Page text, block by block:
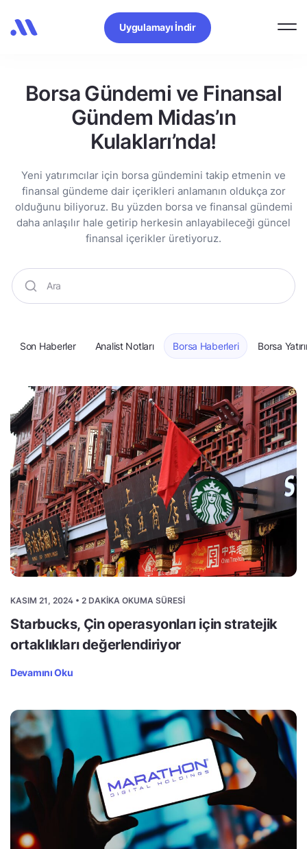
Uygulamayı İndir
Borsa Gündemi ve Finansal
Gündem Midas’ın
Kulakları’nda!
Yeni yatırımcılar için borsa gündemini takip etmenin ve
finansal gündeme dair içerikleri anlamanın oldukça zor
olduğunu biliyoruz. Bu yüzden borsa ve finansal gündemi
daha anlaşılır hale getirip herkesin anlayabileceği güncel
finansal içerikler üretiyoruz.
Son Haberler Analist Notları Borsa Haberleri Borsa
KASIM 21, 2024 • 2 DAKIKA OKUMA SÜRESI
Starbucks, Çin operasyonları için stratejik
ortaklıkları değerlendiriyor
Devamını Oku